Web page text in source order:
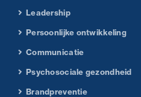
Leadership
Persoonlijke ontwikkeling
Communicatie
Psychosociale gezondheid
Brandpreventie